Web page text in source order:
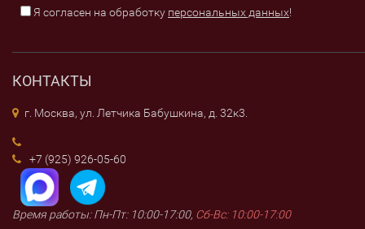
Я согласен на обработку персональных данных!
КОНТАКТЫ
г. Москва, ул. Летчика Бабушкина, д. 32к3.
+7 (925) 926-05-60
Время работы: Пн-Пт: 10:00-17:00, Сб-Вс: 10:00-17:00